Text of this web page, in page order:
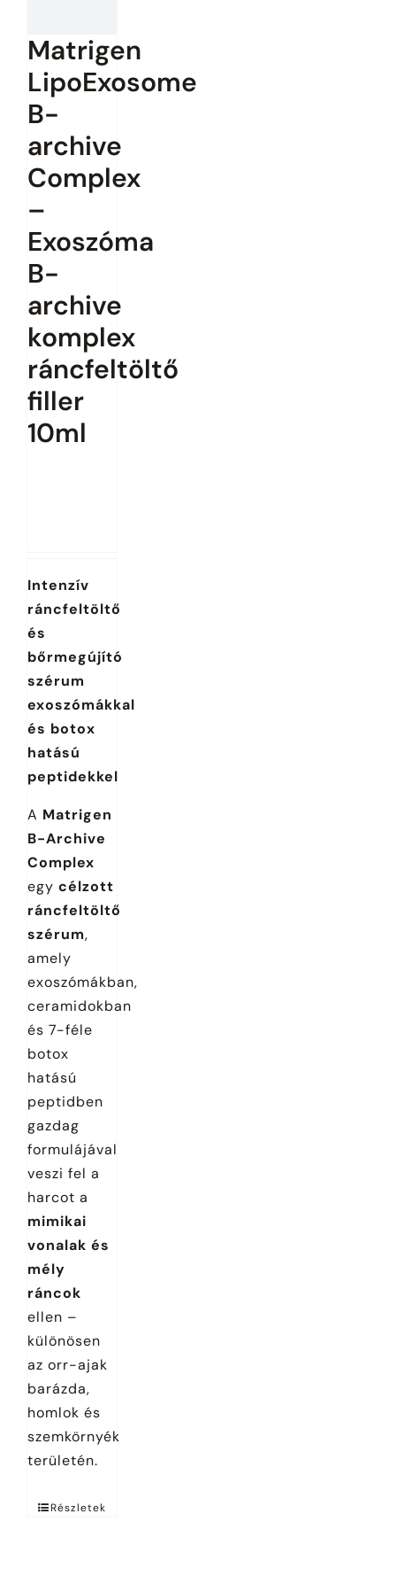
Matrigen
LipoExosome
B-
archive
Complex
–
Exoszóma
B-
archive
komplex
ráncfeltöltő
filler
10ml
Intenzív
ráncfeltöltő
és
bőrmegújító
szérum
exoszómákkal
és botox
hatású
peptidekkel
A Matrigen
B-Archive
Complex
egy célzott
ráncfeltöltő
szérum,
amely
exoszómákban,
ceramidokban
és 7-féle
botox
hatású
peptidben
gazdag
formulájával
veszi fel a
harcot a
mimikai
vonalak és
mély
ráncok
ellen –
különösen
az orr-ajak
barázda,
homlok és
szemkörnyék
területén.
Részletek